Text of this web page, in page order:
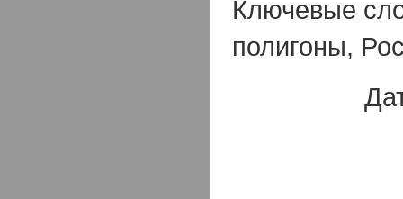
Ключевые
полигоны,